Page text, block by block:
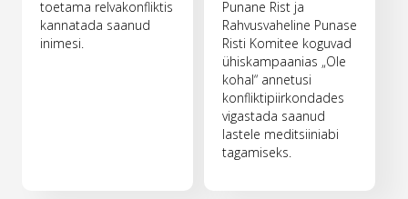
toetama relvakonfliktis
kannatada saanud
inimesi.
Punane Rist ja
Rahvusvaheline Punase
Risti Komitee koguvad
ühiskampaanias „Ole
kohal“ annetusi
konfliktipiirkondades
vigastada saanud
lastele meditsiiniabi
tagamiseks.